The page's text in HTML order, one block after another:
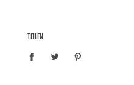
TEILEN